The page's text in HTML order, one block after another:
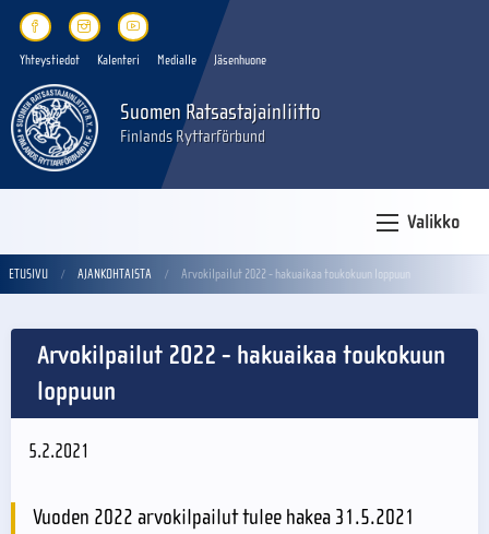
Yhteystiedot Kalenteri Medialle Jäsenhuone
Suomen Ratsastajainliitto
Finlands Ryttarförbund
Valikko
ETUSIVU AJANKOHTAISTA Arvokilpailut 2022 - hakuaikaa toukokuun loppuun
Arvokilpailut 2022 - hakuaikaa toukokuun
loppuun
5.2.2021
Vuoden 2022 arvokilpailut tulee hakea 31.5.2021